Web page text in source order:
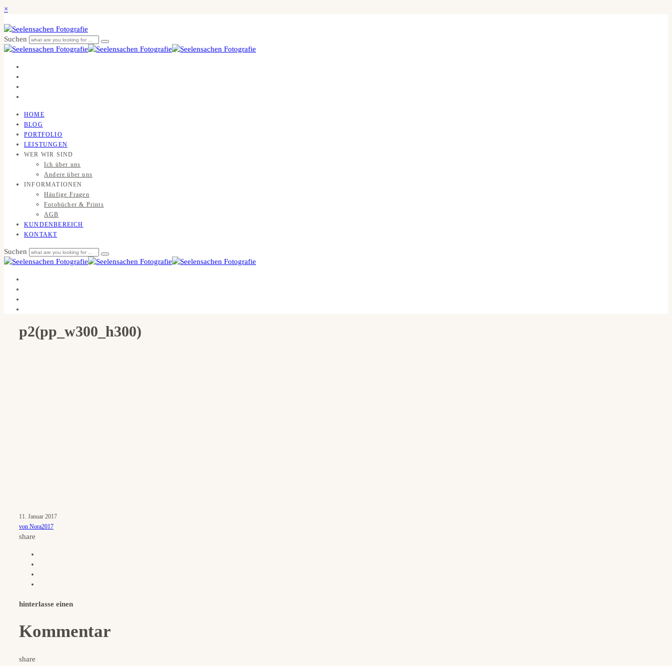
×
Suchen
HOME
BLOG
PORTFOLIO
LEISTUNGEN
WER WIR SIND
Ich über uns
Andere über uns
INFORMATIONEN
Häufige Fragen
Fotobücher & Prints
AGB
KUNDENBEREICH
KONTAKT
Suchen
p2(pp_w300_h300)
11. Januar 2017
von Nora2017
share
hinterlasse einen
Kommentar
share